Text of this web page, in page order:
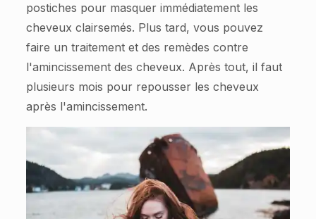
postiches pour masquer immédiatement les
cheveux clairsemés. Plus tard, vous pouvez
faire un traitement et des remèdes contre
l'amincissement des cheveux. Après tout, il faut
plusieurs mois pour repousser les cheveux
après l'amincissement.